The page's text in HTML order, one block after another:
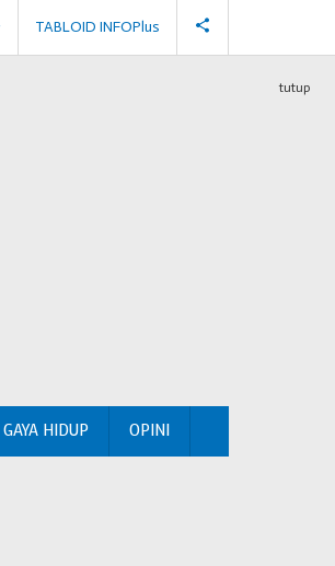
TABLOID INFOPlus
GAYA HIDUP OPINI
tutup